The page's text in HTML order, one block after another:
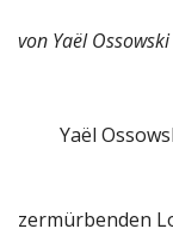
von Yaël Ossowski
Yaël
zermürbenden